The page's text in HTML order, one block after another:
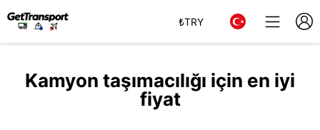
₺TRY
Kamyon taşımacılığı için en iyi
fiyat